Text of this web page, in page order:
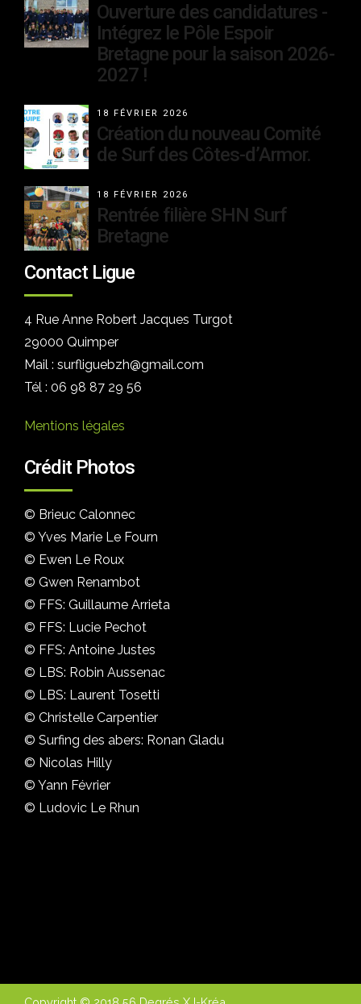
Ouverture des candidatures -
Intégrez le Pôle Espoir
Bretagne pour la saison 2026-
2027 !
18 FÉVRIER 2026
Création du nouveau Comité
de Surf des Côtes-d’Armor.
18 FÉVRIER 2026
Rentrée filière SHN Surf
Bretagne
Contact Ligue
4 Rue Anne Robert Jacques Turgot
29000 Quimper
Mail : surfliguebzh@gmail.com
Tél : 06 98 87 29 56
Mentions légales
Crédit Photos
© Brieuc Calonnec
© Yves Marie Le Fourn
© Ewen Le Roux
© Gwen Renambot
© FFS: Guillaume Arrieta
© FFS: Lucie Pechot
© FFS: Antoine Justes
© LBS: Robin Aussenac
© LBS: Laurent Tosetti
© Christelle Carpentier
© Surfing des abers: Ronan Gladu
© Nicolas Hilly
© Yann Février
© Ludovic Le Rhun